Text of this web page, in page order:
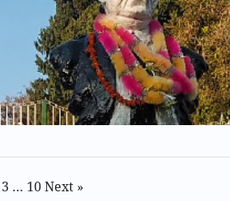
3 … 10Next »